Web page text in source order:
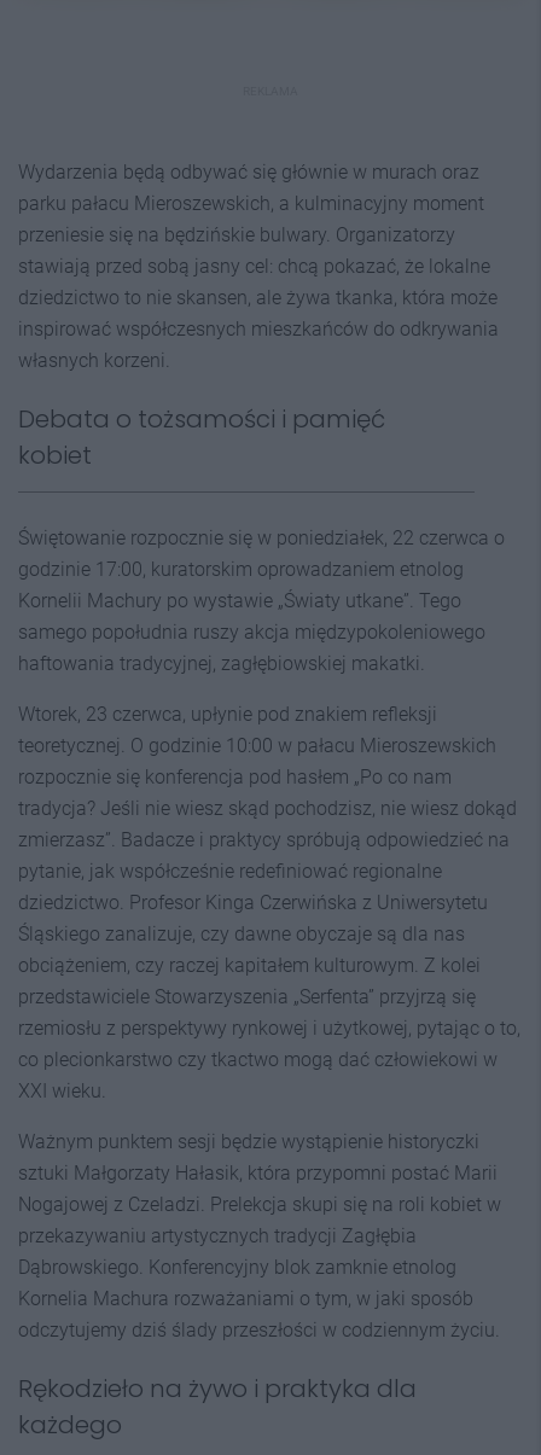
Wydarzenia będą odbywać się głównie w murach oraz
parku pałacu Mieroszewskich, a kulminacyjny moment
przeniesie się na będzińskie bulwary. Organizatorzy
stawiają przed sobą jasny cel: chcą pokazać, że lokalne
dziedzictwo to nie skansen, ale żywa tkanka, która może
inspirować współczesnych mieszkańców do odkrywania
własnych korzeni.
Debata o tożsamości i pamięć
kobiet
Świętowanie rozpocznie się w poniedziałek, 22 czerwca o
godzinie 17:00, kuratorskim oprowadzaniem etnolog
Kornelii Machury po wystawie „Światy utkane”. Tego
samego popołudnia ruszy akcja międzypokoleniowego
haftowania tradycyjnej, zagłębiowskiej makatki.
Wtorek, 23 czerwca, upłynie pod znakiem refleksji
teoretycznej. O godzinie 10:00 w pałacu Mieroszewskich
rozpocznie się konferencja pod hasłem „Po co nam
tradycja? Jeśli nie wiesz skąd pochodzisz, nie wiesz dokąd
zmierzasz”. Badacze i praktycy spróbują odpowiedzieć na
pytanie, jak współcześnie redefiniować regionalne
dziedzictwo. Profesor Kinga Czerwińska z Uniwersytetu
Śląskiego zanalizuje, czy dawne obyczaje są dla nas
obciążeniem, czy raczej kapitałem kulturowym. Z kolei
przedstawiciele Stowarzyszenia „Serfenta” przyjrzą się
rzemiosłu z perspektywy rynkowej i użytkowej, pytając o to,
co plecionkarstwo czy tkactwo mogą dać człowiekowi w
XXI wieku.
Ważnym punktem sesji będzie wystąpienie historyczki
sztuki Małgorzaty Hałasik, która przypomni postać Marii
Nogajowej z Czeladzi. Prelekcja skupi się na roli kobiet w
przekazywaniu artystycznych tradycji Zagłębia
Dąbrowskiego. Konferencyjny blok zamknie etnolog
Kornelia Machura rozważaniami o tym, w jaki sposób
odczytujemy dziś ślady przeszłości w codziennym życiu.
Rękodzieło na żywo i praktyka dla
każdego